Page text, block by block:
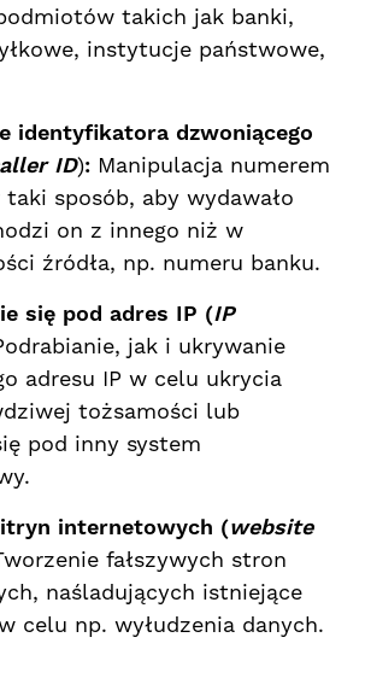
takich jak banki,
instytucje państwowe,
identyfikatora dzwoniącego
ID): Manipulacja numerem
sposób, aby wydawało
on z innego niż w
źródła, np. numeru banku.
się pod adres IP (IP
jak i ukrywanie
adresu IP w celu ukrycia
tożsamości lub
pod inny system
internetowych (website
fałszywych stron
naśladujących istniejące
celu np. wyłudzenia danych.